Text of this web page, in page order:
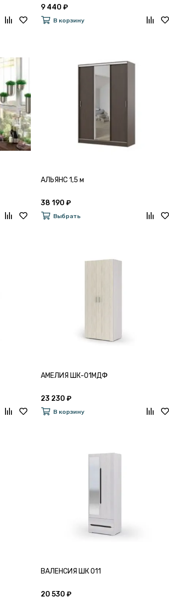
КРАФТ ЗОЛОТО
9 440 ₽
В корзину
АЛЬЯНС 1,5 м
38 190 ₽
Выбрать
АМЕЛИЯ ШК-01МДФ
23 230 ₽
В корзину
ВАЛЕНСИЯ ШК 011
20 530 ₽